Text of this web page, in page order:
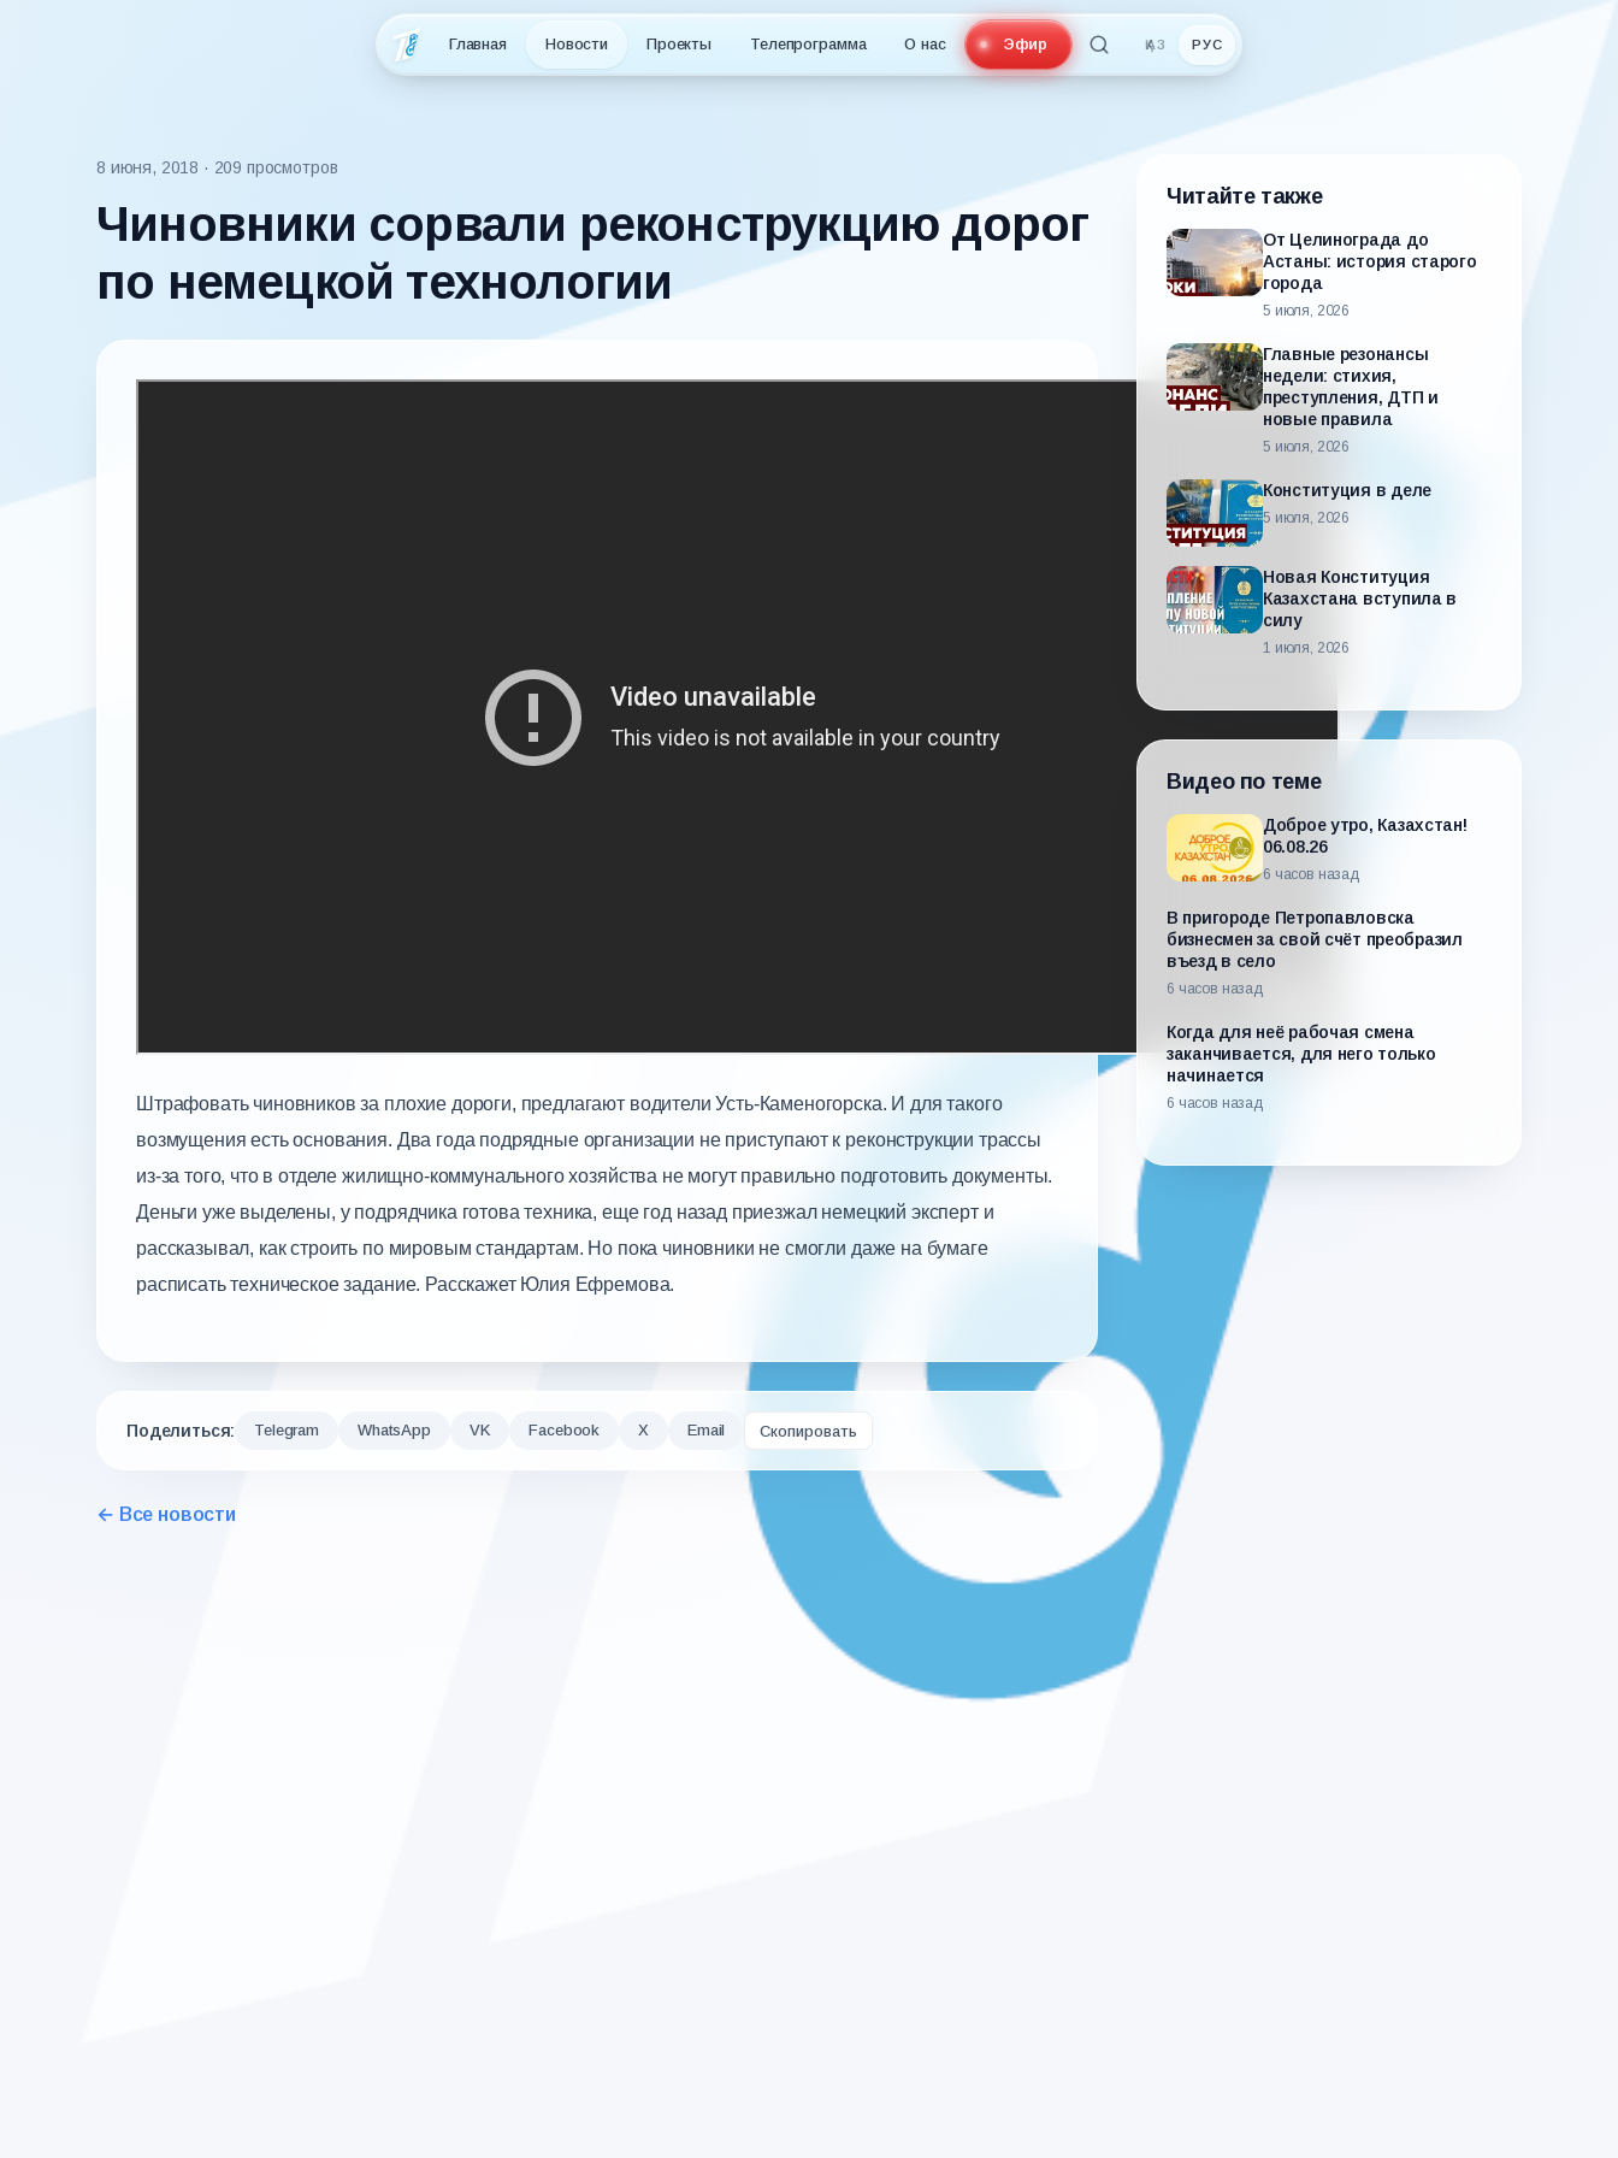
Главная Новости Проекты Телепрограмма О нас Эфир ҚАЗ РУС
8 июня, 2018 · 209 просмотров
Чиновники сорвали реконструкцию дорог
по немецкой технологии
Штрафовать чиновников за плохие дороги, предлагают водители Усть-Каменогорска. И для такого
возмущения есть основания. Два года подрядные организации не приступают к реконструкции трассы
из-за того, что в отделе жилищно-коммунального хозяйства не могут правильно подготовить документы.
Деньги уже выделены, у подрядчика готова техника, еще год назад приезжал немецкий эксперт и
рассказывал, как строить по мировым стандартам. Но пока чиновники не смогли даже на бумаге
расписать техническое задание. Расскажет Юлия Ефремова.
Поделиться: Telegram WhatsApp VK Facebook X Email Скопировать
← Все новости
Читайте также
От Целинограда до
Астаны: история старого
города
5 июля, 2026
Главные резонансы
недели: стихия,
преступления, ДТП и
новые правила
5 июля, 2026
Конституция в деле
5 июля, 2026
Новая Конституция
Казахстана вступила в
силу
1 июля, 2026
Видео по теме
Доброе утро, Казахстан!
06.08.26
6 часов назад
В пригороде Петропавловска
бизнесмен за свой счёт преобразил
въезд в село
6 часов назад
Когда для неё рабочая смена
заканчивается, для него только
начинается
6 часов назад